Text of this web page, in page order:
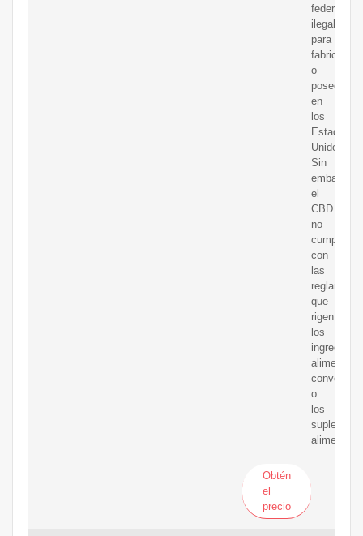
ilegal
para
fabricar
o
poseer
en
los
Estados
Unidos.
Sin
embargo,
el
CBD
no
cumple
con
las
que
rigen
los
o
los
Obtén
el
precio